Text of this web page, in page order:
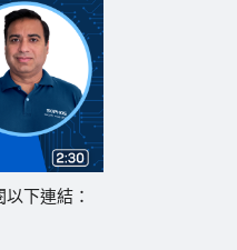
下連結：